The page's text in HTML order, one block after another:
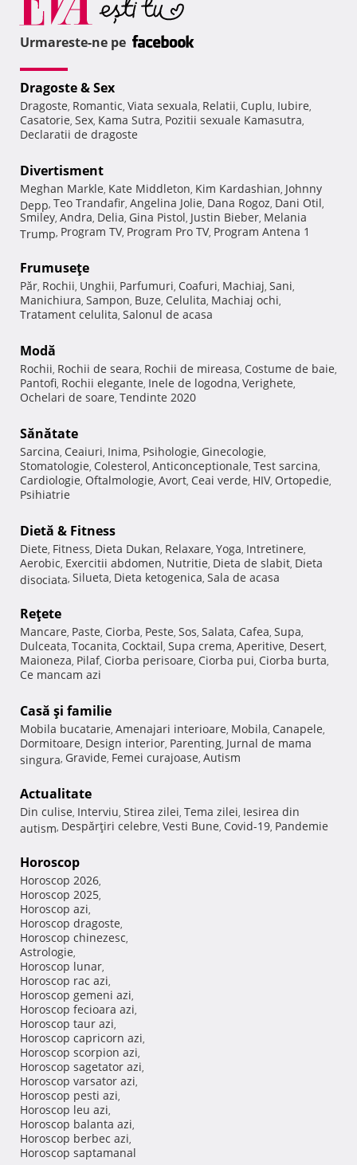
Urmareste-ne pe
Dragoste & Sex
Dragoste, Romantic, Viata sexuala, Relatii, Cuplu, Iubire,
Casatorie, Sex, Kama Sutra, Pozitii sexuale Kamasutra,
Declaratii de dragoste
Divertisment
Meghan Markle, Kate Middleton, Kim Kardashian, Johnny
Depp, Teo Trandafir, Angelina Jolie, Dana Rogoz, Dani Otil,
Smiley, Andra, Delia, Gina Pistol, Justin Bieber, Melania
Trump, Program TV, Program Pro TV, Program Antena 1
Frumuseţe
Păr, Rochii, Unghii, Parfumuri, Coafuri, Machiaj, Sani,
Manichiura, Sampon, Buze, Celulita, Machiaj ochi,
Tratament celulita, Salonul de acasa
Modă
Rochii, Rochii de seara, Rochii de mireasa, Costume de baie,
Pantofi, Rochii elegante, Inele de logodna, Verighete,
Ochelari de soare, Tendinte 2020
Sănătate
Sarcina, Ceaiuri, Inima, Psihologie, Ginecologie,
Stomatologie, Colesterol, Anticonceptionale, Test sarcina,
Cardiologie, Oftalmologie, Avort, Ceai verde, HIV, Ortopedie,
Psihiatrie
Dietă & Fitness
Diete, Fitness, Dieta Dukan, Relaxare, Yoga, Intretinere,
Aerobic, Exercitii abdomen, Nutritie, Dieta de slabit, Dieta
disociata, Silueta, Dieta ketogenica, Sala de acasa
Reţete
Mancare, Paste, Ciorba, Peste, Sos, Salata, Cafea, Supa,
Dulceata, Tocanita, Cocktail, Supa crema, Aperitive, Desert,
Maioneza, Pilaf, Ciorba perisoare, Ciorba pui, Ciorba burta,
Ce mancam azi
Casă şi familie
Mobila bucatarie, Amenajari interioare, Mobila, Canapele,
Dormitoare, Design interior, Parenting, Jurnal de mama
singura, Gravide, Femei curajoase, Autism
Actualitate
Din culise, Interviu, Stirea zilei, Tema zilei, Iesirea din
autism, Despărţiri celebre, Vesti Bune, Covid-19, Pandemie
Horoscop
Horoscop 2026,
Horoscop 2025,
Horoscop azi,
Horoscop dragoste,
Horoscop chinezesc,
Astrologie,
Horoscop lunar,
Horoscop rac azi,
Horoscop gemeni azi,
Horoscop fecioara azi,
Horoscop taur azi,
Horoscop capricorn azi,
Horoscop scorpion azi,
Horoscop sagetator azi,
Horoscop varsator azi,
Horoscop pesti azi,
Horoscop leu azi,
Horoscop balanta azi,
Horoscop berbec azi,
Horoscop saptamanal